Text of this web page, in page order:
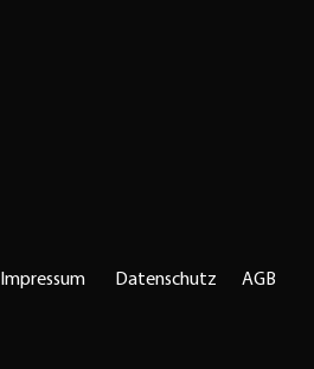
Impressum Datenschutz AGB